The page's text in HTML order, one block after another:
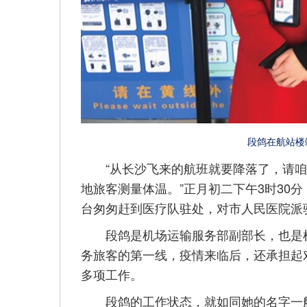
段鸽在航站
“从长沙飞来的航班就要降落了，请
地旅客测量体温。”正月初二下午3时30
台匆匆赶到医疗队驻处，对市人民医院
段鸽是机场运输服务部副部长，也是
务旅客的第一线，疫情来临后，还承担
多项工作。
段鸽的工作状态，就如同她的名字一